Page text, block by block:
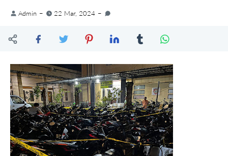
Admin 22 Mar, 2024